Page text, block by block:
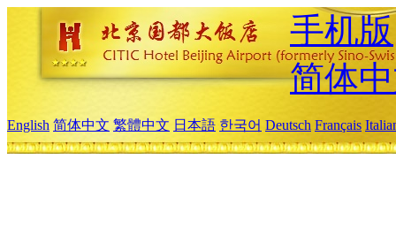
手机版
简体
English 简体中文 繁體中文 日本語 한국어 Deutsch Français